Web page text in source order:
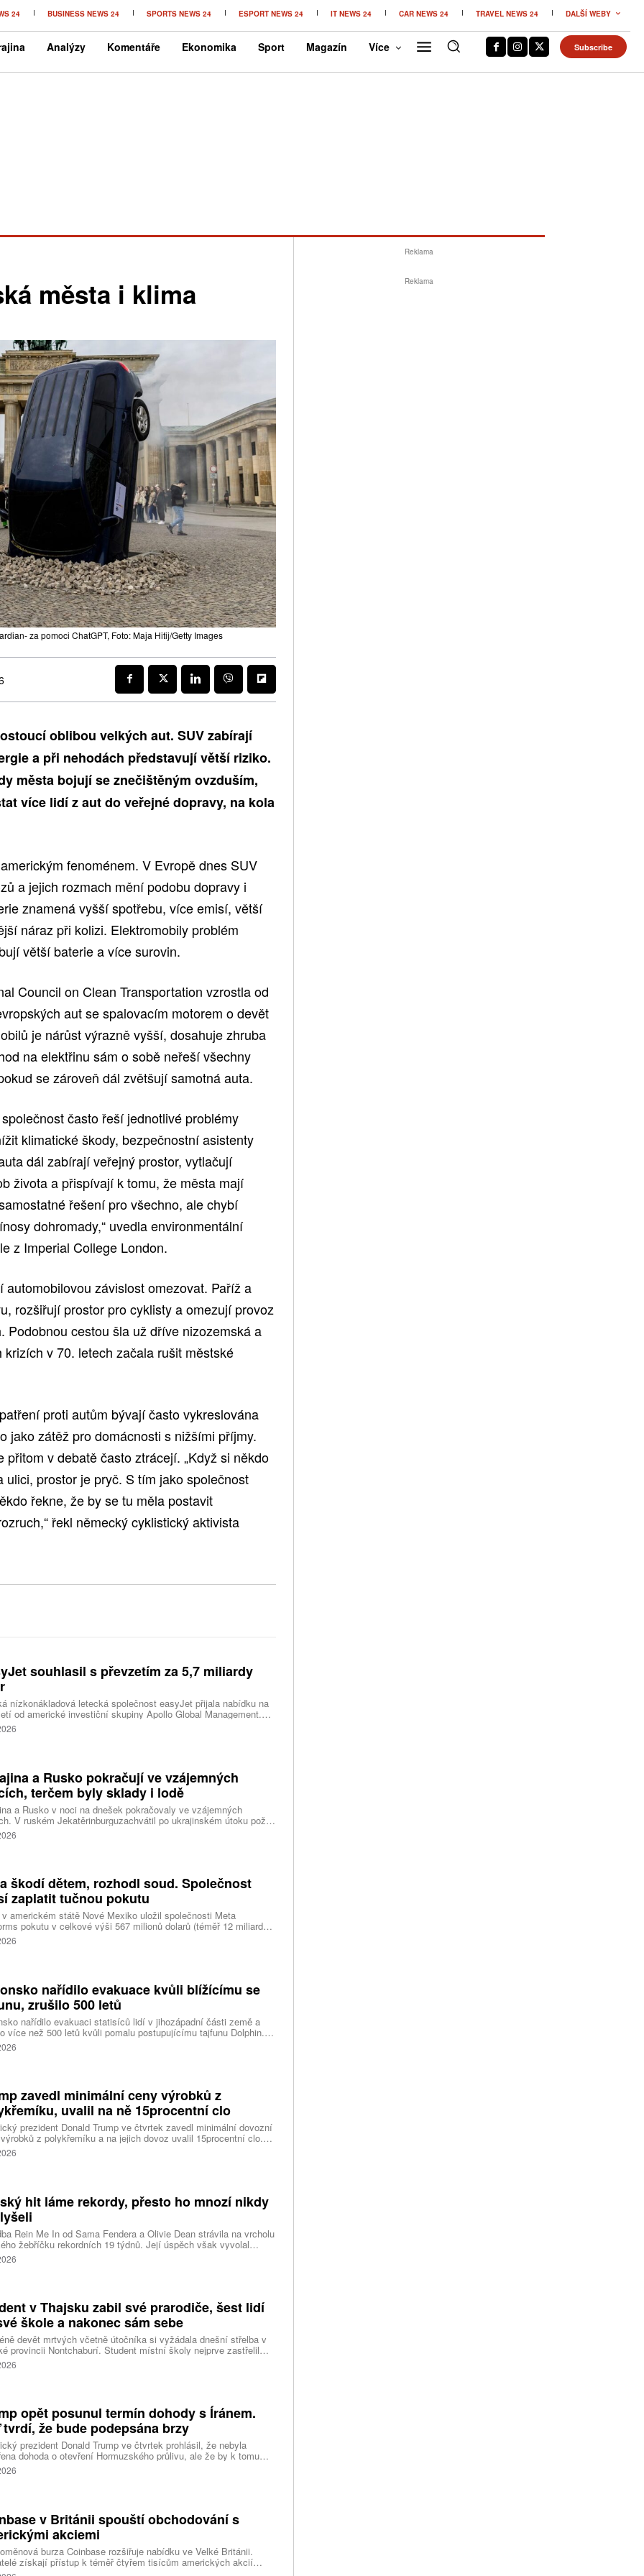
24 BUSINESS NEWS 24 SPORTS NEWS 24 ESPORT NEWS 24 IT NEWS 24 CAR NEWS 24 TRAVEL NEWS 24 DALŠÍ WEBY
Analýzy Komentáře Ekonomika Sport Magazín Více Subscribe
města i klima
za pomoci ChatGPT, Foto: Maja Hitij/Getty Images
oblibou velkých aut. SUV zabírají
a při nehodách představují větší riziko.
města bojují se znečištěným ovzduším,
více lidí z aut do veřejné dopravy, na kola
fenoménem. V Evropě dnes SUV
a jejich rozmach mění podobu dopravy i
znamená vyšší spotřebu, více emisí, větší
náraz při kolizi. Elektromobily problém
větší baterie a více surovin.
Council on Clean Transportation vzrostla od
aut se spalovacím motorem o devět
je nárůst výrazně vyšší, dosahuje zhruba
na elektřinu sám o sobě neřeší všechny
se zároveň dál zvětšují samotná auta.
často řeší jednotlivé problémy
klimatické škody, bezpečnostní asistenty
dál zabírají veřejný prostor, vytlačují
života a přispívají k tomu, že města mají
řešení pro všechno, ale chybí
dohromady,“ uvedla environmentální
z Imperial College London.
závislost omezovat. Paříž a
rozšiřují prostor pro cyklisty a omezují provoz
Podobnou cestou šla už dříve nizozemská a
v 70. letech začala rušit městské
proti autům bývají často vykreslována
jako zátěž pro domácnosti s nižšími příjmy.
v debatě často ztrácejí. „Když si někdo
prostor je pryč. S tím jako společnost
řekne, že by se tu měla postavit
řekl německý cyklistický aktivista
souhlasil s převzetím za 5,7 miliardy
nízkonákladová letecká společnost easyJet přijala nabídku na
od americké investiční skupiny Apollo Global Management.
oceňuje aerolinku na 5,7 miliardy liber, tedy přibližně 162
korun.
a Rusko pokračují ve vzájemných
terčem byly sklady i lodě
a Rusko v noci na dnešek pokračovaly ve vzájemných
V ruském Jekatěrinburguzachvátil po ukrajinském útoku požár
centrum ruského internetového prodejce Wildberries.
o tom informovala bez podrobností na síti Telegram.
škodí dětem, rozhodl soud. Společnost
zaplatit tučnou pokutu
americkém státě Nové Mexiko uložil společnosti Meta
pokutu v celkové výši 567 milionů dolarů (téměř 12 miliard
za újmu, kterou její platformy Facebook a Instagram působí
lidem. Firma musí změnit způsob ověřování věku.
nařídilo evakuace kvůli blížícímu se
zrušilo 500 letů
nařídilo evakuaci statisíců lidí v jihozápadní části země a
více než 500 letů kvůli pomalu postupujícímu tajfunu Dolphin.
meteorologů přinese tajfun do oblasti silný vítr, prudký déšť a
vlny, píše agentura Reuters. Dolphin je tajfunem první, tedy
meteorologická agentura (JMA).
zavedl minimální ceny výrobků z
uvalil na ně 15procentní clo
prezident Donald Trump ve čtvrtek zavedl minimální dovozní
z polykřemíku a na jejich dovoz uvalil 15procentní clo.
se používá při výrobě polovodičů a je hlavní složkou
panelů, jeho největším světovým producentem je Čína.
Reuters.
hit láme rekordy, přesto ho mnozí nikdy
Rein Me In od Sama Fendera a Olivie Dean strávila na vrcholu
žebříčku rekordních 19 týdnů. Její úspěch však vyvolal
reakci. Řada lidí tvrdí, že píseň nikdy neslyšela. Hudební
totiž rozdělil do menších skupin, které poslouchají úplně jiné
v Thajsku zabil své prarodiče, šest lidí
škole a nakonec sám sebe
devět mrtvých včetně útočníka si vyžádala dnešní střelba v
provincii Nontchaburí. Student místní školy nejprve zastřelil
svého dědečka oba prarodiče a pak se vydal do školy, kde zabil
a tři žáky, dalších 15 lidí zranil a nakonec spáchal
opět posunul termín dohody s Íránem.
tvrdí, že bude podepsána brzy
prezident Donald Trump ve čtvrtek prohlásil, že nebyla
dohoda o otevření Hormuzského průlivu, ale že by k tomu
dojít brzy. Írán je mezitím nadosah dohody o tranzitu v úžině
která může pro Trumpa představovat problém.
v Británii spouští obchodování s
akciemi
burza Coinbase rozšiřuje nabídku ve Velké Británii.
získají přístup k téměř čtyřem tisícům amerických akcií
v aplikaci, ve které spravují kryptoměny a běžné peníze.
Reklama
Reklama